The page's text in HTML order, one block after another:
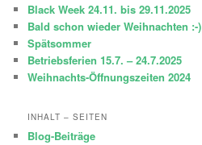
n
Black Week 24.11. bis 29.11.2025
Bald schon wieder Weihnachten :-)
Spätsommer
Betriebsferien 15.7. – 24.7.2025
Weihnachts-Öffnungszeiten 2024
INHALT – SEITEN
Blog-Beiträge